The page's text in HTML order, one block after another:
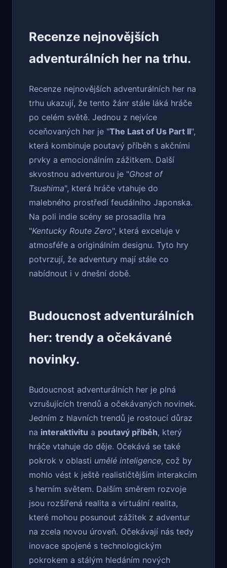
Recenze nejnovějších
adventurálních her na trhu.
Recenze nejnovějších adventurálních her na
trhu ukazují, že tento žánr stále láká hráče
po celém světě. Jednou z nejvíce
oceňovaných her je "The Last of Us Part II",
která kombinuje poutavý příběh s akčními
prvky a emocionálním zážitkem. Další
skvostnou adventurou je "Ghost of
Tsushima", která hráče vtahuje do
malebného prostředí feudálního Japonska.
Na poli indie scény se prosadila hra
"Kentucky Route Zero", která exceluje v
atmosféře a originálním designu. Tyto hry
potvrzují, že adventury mají stále co
nabídnout i v dnešní době.
Budoucnost adventurálních
her: trendy a očekávané
novinky.
Budoucnost adventurálních her je plná
vzrušujících trendů a očekávaných novinek.
Jedním z hlavních trendů je rostoucí důraz
na interaktivitu a poutavý příběh, který
hráče vtahuje do děje. Očekává se také
pokrok v oblasti umělé inteligence, což by
mohlo vést k ještě realističtějším interakcím
s herním světem. Dalším směrem rozvoje
jsou rozšířená realita a virtuální realita,
které mohou posunout zážitek z adventur
na zcela novou úroveň. Očekávají nás tedy
inovace spojené s technologickým
pokrokem a stálým hledáním nových